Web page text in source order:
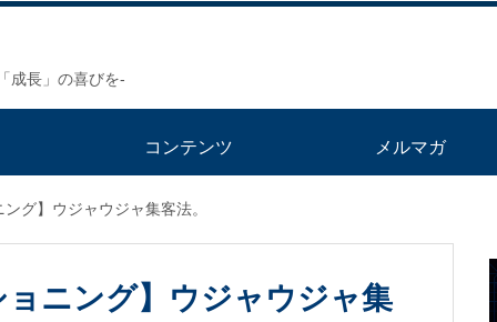
成長」の喜びを-
コンテンツ メルマガ
グ】ウジャウジャ集客法。
ニング】ウジャウジャ集